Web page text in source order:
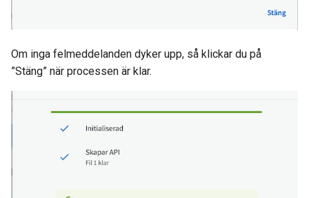
Om inga felmeddelanden dyker upp, så klickar du på
”Stäng” när processen är klar.